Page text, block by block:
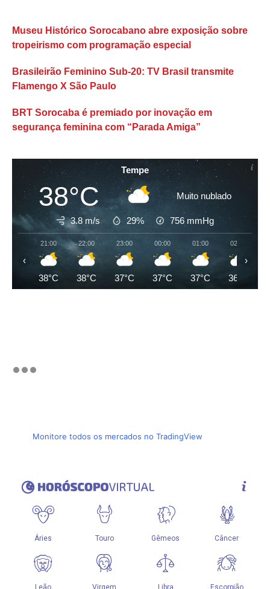
Museu Histórico Sorocabano abre exposição sobre
tropeirismo com programação especial
Brasileirão Feminino Sub-20: TV Brasil transmite
Flamengo X São Paulo
BRT Sorocaba é premiado por inovação em
segurança feminina com “Parada Amiga”
Tempe
38°C Muito nublado
3.8 m/s 29% 756 mmHg
21:00
38°C
22:00
38°C
23:00
37°C
00:00
37°C
01:00
37°C
02:00
36°C
‹ ›
Monitore todos os mercados no TradingView